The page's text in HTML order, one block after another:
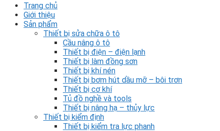
Trang chủ
Giới thiệu
Sản phẩm
Thiết bị sửa chữa ô tô
Cầu nâng ô tô
Thiết bị điện – điện lạnh
Thiết bị làm đồng sơn
Thiết bị khí nén
Thiết bị bơm hút dầu mỡ – bôi trơn
Thiết bị cơ khí
Tủ đồ nghề và tools
Thiết bị nâng hạ – thủy lực
Thiết bị kiểm định
Thiết bị kiểm tra lực phanh